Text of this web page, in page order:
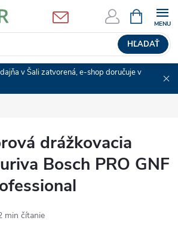
HĽADAŤ
KOŠÍK
v Šali zatvorená, e-shop doručuje v
drážkovacia
Bosch PRO GNF
min čítanie